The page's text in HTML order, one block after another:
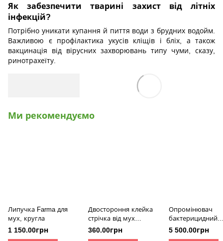
Як забезпечити тварині захист від літніх
інфекцій?
Потрібно уникати купання й пиття води з брудних водойм.
Важливою є профілактика укусів кліщів і бліх, а також
вакцинація від вірусних захворювань типу чуми, сказу,
ринотрахеїту.
Ми рекомендуємо
Липучка Farma для
мух, кругла
1 150.00грн
Двостороння клейка
стрічка від мух
170x240 мм
360.00грн
Опромінювач
бактерицидний
(кварцовий)
з жалюзі ОБН-
5 500.00грн